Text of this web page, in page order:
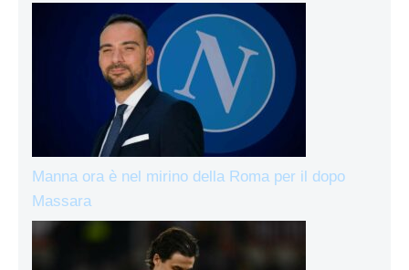
Manna ora è nel mirino della Roma per il dopo
Massara